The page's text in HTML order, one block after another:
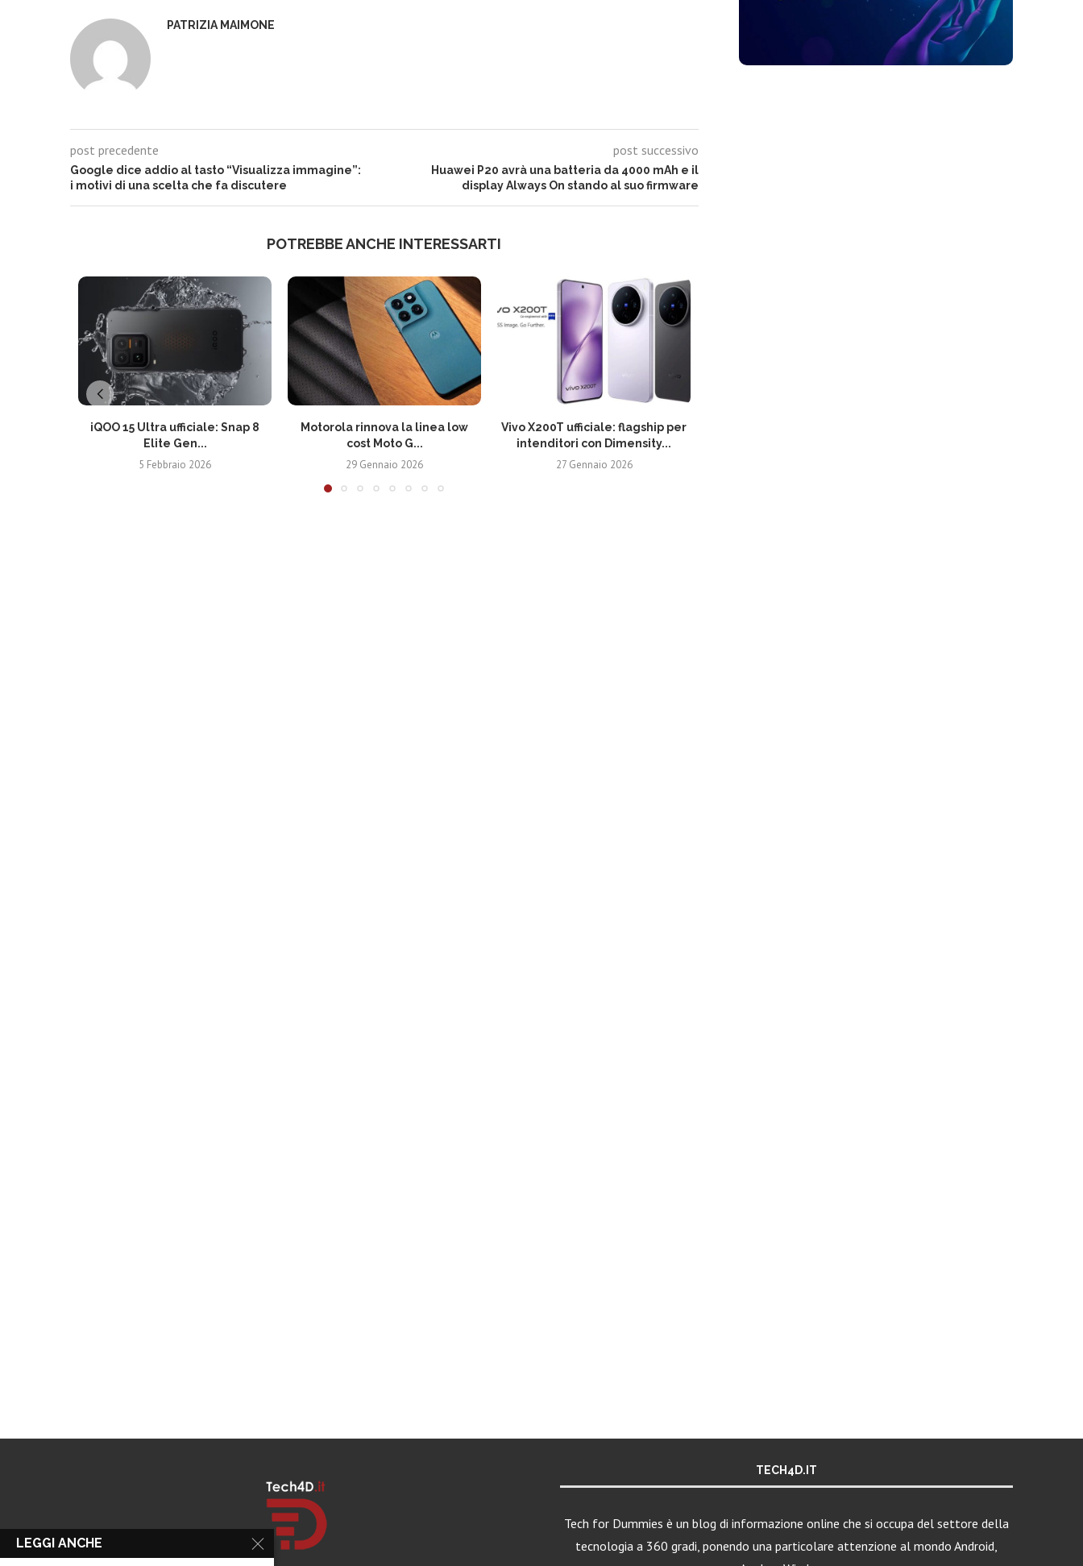
PATRIZIA MAIMONE
post precedente
Google dice addio al tasto “Visualizza immagine”:
i motivi di una scelta che fa discutere
post successivo
Huawei P20 avrà una batteria da 4000 mAh e il
display Always On stando al suo firmware
POTREBBE ANCHE INTERESSARTI
iQOO 15 Ultra ufficiale: Snap 8
Elite Gen...
5 Febbraio 2026
Motorola rinnova la linea low
cost Moto G...
29 Gennaio 2026
Vivo X200T ufficiale: flagship per
intenditori con Dimensity...
27 Gennaio 2026
TECH4D.IT
Tech for Dummies è un blog di informazione online che si occupa del settore della
tecnologia a 360 gradi, ponendo una particolare attenzione al mondo Android,
LEGGI ANCHE